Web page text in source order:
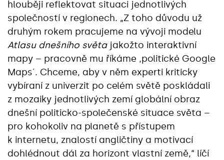
hlouběji reflektovat situaci jednotlivých
společností v regionech. „Z toho důvodu už
druhým rokem pracujeme na vývoji modelu
Atlasu dnešního světajakožto interaktivní
mapy – pracovně mu říkáme ,politické Google
Maps´. Chceme, aby v něm experti kriticky
vybíraní z univerzit po celém světě poskládali
z mozaiky jednotlivých zemí globální obraz
dnešní politicko-společenské situace světa –
pro kohokoliv na planetě s přístupem
k internetu, znalostí angličtiny a motivací
dohlédnout dál za horizont vlastní země,“ líčí